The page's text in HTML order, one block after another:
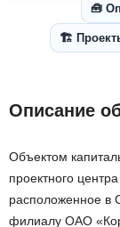
🧰
🏗️
Описание
Объектом
проектного
расположенное в
филиалу ОАО